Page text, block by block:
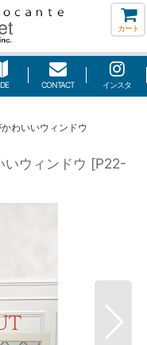
カート
CONTACT インスタ
わいいウィンドウ
ウィンドウ [P22-